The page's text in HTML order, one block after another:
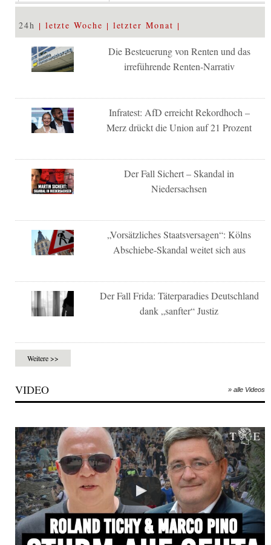
24h letzte Woche letzter Monat
Die Besteuerung von Renten und das
irreführende Renten-Narrativ
Infratest: AfD erreicht Rekordhoch –
Merz drückt die Union auf 21 Prozent
Der Fall Sichert – Skandal in
Niedersachsen
„Vorsätzliches Staatsversagen“: Kölns
Abschiebe-Skandal weitet sich aus
Der Fall Frida: Täterparadies Deutschland
dank „sanfter“ Justiz
Weitere >>
VIDEO » alle Videos